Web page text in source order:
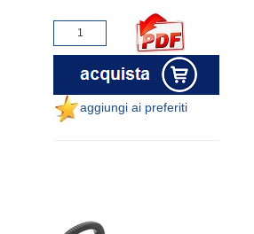
aggiungi ai preferiti